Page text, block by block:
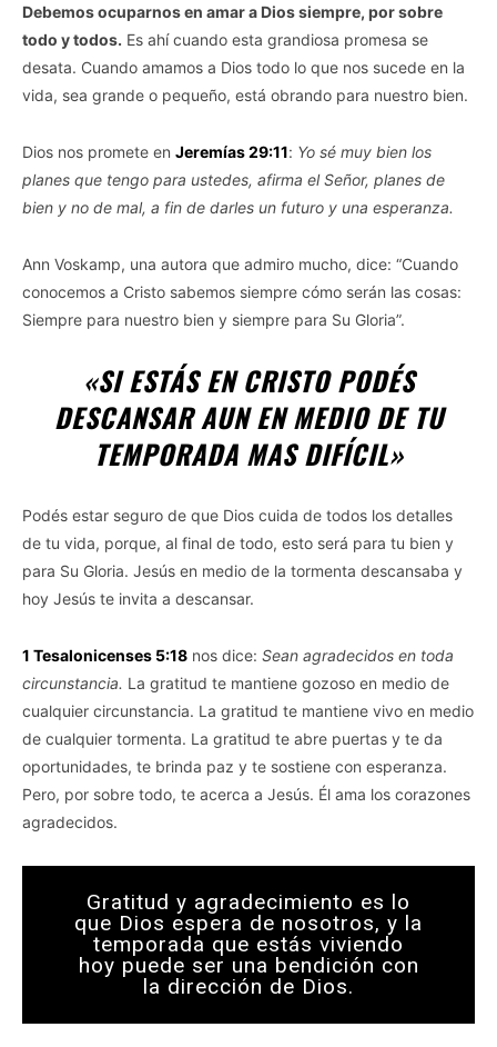
Debemos ocuparnos en amar a Dios siempre, por sobre
todo y todos. Es ahí cuando esta grandiosa promesa se
desata. Cuando amamos a Dios todo lo que nos sucede en la
vida, sea grande o pequeño, está obrando para nuestro bien.
Dios nos promete en Jeremías 29:11: Yo sé muy bien los
planes que tengo para ustedes, afirma el Señor, planes de
bien y no de mal, a fin de darles un futuro y una esperanza.
Ann Voskamp, una autora que admiro mucho, dice: “Cuando
conocemos a Cristo sabemos siempre cómo serán las cosas:
Siempre para nuestro bien y siempre para Su Gloria”.
«SI ESTÁS EN CRISTO PODÉS
DESCANSAR AUN EN MEDIO DE TU
TEMPORADA MAS DIFÍCIL»
Podés estar seguro de que Dios cuida de todos los detalles
de tu vida, porque, al final de todo, esto será para tu bien y
para Su Gloria. Jesús en medio de la tormenta descansaba y
hoy Jesús te invita a descansar.
1 Tesalonicenses 5:18 nos dice: Sean agradecidos en toda
circunstancia. La gratitud te mantiene gozoso en medio de
cualquier circunstancia. La gratitud te mantiene vivo en medio
de cualquier tormenta. La gratitud te abre puertas y te da
oportunidades, te brinda paz y te sostiene con esperanza.
Pero, por sobre todo, te acerca a Jesús. Él ama los corazones
agradecidos.
Gratitud y agradecimiento es lo
que Dios espera de nosotros, y la
temporada que estás viviendo
hoy puede ser una bendición con
la dirección de Dios.